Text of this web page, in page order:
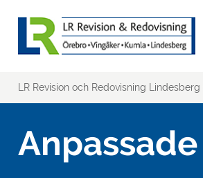
LR Revision och Redovisning Lindesberg